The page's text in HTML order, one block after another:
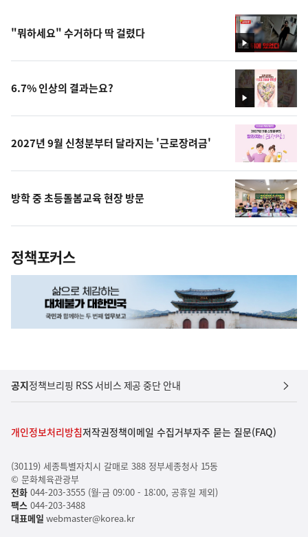
영
상
"뭐하세요" 수거하다 딱 걸렸다
영
상
6.7% 인상의 결과는요?
2027년 9월 신청분부터 달라지는 '근로장려금'
방학 중 초등돌봄교육 현장 방문
정책포커스
공지정책브리핑 RSS 서비스 제공 중단 안내
개인정보처리방침저작권정책이메일 수집거부자주 묻는 질문(FAQ)
(30119) 세종특별자치시 갈매로 388 정부세종청사 15동
© 문화체육관광부
전화044-203-3555 (월-금 09:00 - 18:00, 공휴일 제외)
팩스 044-203-3488
대표메일 webmaster@korea.kr